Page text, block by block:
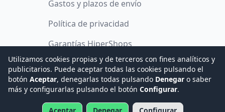
Gastos y plazos de envío
Política de privacidad
Garantías HiperShops
Política de cookies
© 2008 -2026Hogar Digital e Inmótica Ingenieros, S.L.
Utilizamos cookies propias y de terceros con fines analíticos y
publicitarios. Puede aceptar todas las cookies pulsando el
botón Aceptar, denegarlas todas pulsando Denegar o saber
más y configurarlas pulsando el botón Configurar.